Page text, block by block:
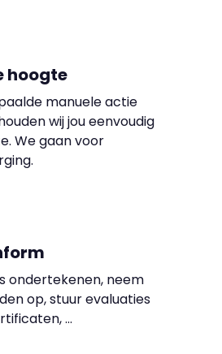
hoogte
manuele actie
wij jou eenvoudig
We gaan voor
ondertekenen, neem
op, stuur evaluaties
…